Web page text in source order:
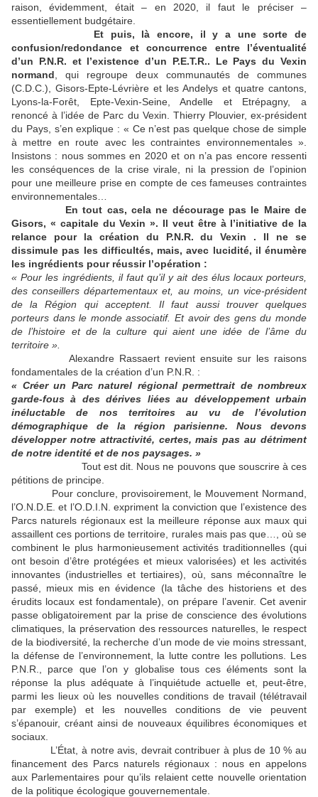
raison, évidemment, était – en 2020, il faut le préciser –
essentiellement budgétaire.
Et puis, là encore, il y a une sorte de
confusion/redondance et concurrence entre l’éventualité
d’un P.N.R. et l’existence d’un P.E.T.R.. Le Pays du Vexin
normand , qui regroupe deux communautés de communes
(C.D.C.), Gisors-Epte-Lévrière et les Andelys et quatre cantons,
Lyons-la-Forêt, Epte-Vexin-Seine, Andelle et Etrépagny, a
renoncé à l’idée de Parc du Vexin. Thierry Plouvier, ex-président
du Pays, s’en explique : « Ce n’est pas quelque chose de simple
à mettre en route avec les contraintes environnementales ».
Insistons : nous sommes en 2020 et on n’a pas encore ressenti
les conséquences de la crise virale, ni la pression de l’opinion
pour une meilleure prise en compte de ces fameuses contraintes
environnementales…
En tout cas, cela ne décourage pas le Maire de
Gisors, « capitale du Vexin ». Il veut être à l’initiative de la
relance pour la création du P.N.R. du Vexin . Il ne se
dissimule pas les difficultés, mais, avec lucidité, il énumère
les ingrédients pour réussir l’opération :
« Pour les ingrédients, il faut qu’il y ait des élus locaux porteurs,
des conseillers départementaux et, au moins, un vice-président
de la Région qui acceptent. Il faut aussi trouver quelques
porteurs dans le monde associatif. Et avoir des gens du monde
de l’histoire et de la culture qui aient une idée de l’âme du
territoire ».
Alexandre Rassaert revient ensuite sur les raisons
fondamentales de la création d’un P.N.R. :
« Créer un Parc naturel régional permettrait de nombreux
garde-fous à des dérives liées au développement urbain
inéluctable de nos territoires au vu de l’évolution
démographique de la région parisienne. Nous devons
développer notre attractivité, certes, mais pas au détriment
de notre identité et de nos paysages. »
Tout est dit. Nous ne pouvons que souscrire à ces
pétitions de principe.
Pour conclure, provisoirement, le Mouvement Normand,
l’O.N.D.E. et l’O.D.I.N. expriment la conviction que l’existence des
Parcs naturels régionaux est la meilleure réponse aux maux qui
assaillent ces portions de territoire, rurales mais pas que…, où se
combinent le plus harmonieusement activités traditionnelles (qui
ont besoin d’être protégées et mieux valorisées) et les activités
innovantes (industrielles et tertiaires), où, sans méconnaître le
passé, mieux mis en évidence (la tâche des historiens et des
érudits locaux est fondamentale), on prépare l’avenir. Cet avenir
passe obligatoirement par la prise de conscience des évolutions
climatiques, la préservation des ressources naturelles, le respect
de la biodiversité, la recherche d’un mode de vie moins stressant,
la défense de l’environnement, la lutte contre les pollutions. Les
P.N.R., parce que l’on y globalise tous ces éléments sont la
réponse la plus adéquate à l’inquiétude actuelle et, peut-être,
parmi les lieux où les nouvelles conditions de travail (télétravail
par exemple) et les nouvelles conditions de vie peuvent
s’épanouir, créant ainsi de nouveaux équilibres économiques et
sociaux.
L’État, à notre avis, devrait contribuer à plus de 10 % au
financement des Parcs naturels régionaux : nous en appelons
aux Parlementaires pour qu’ils relaient cette nouvelle orientation
de la politique écologique gouvernementale.